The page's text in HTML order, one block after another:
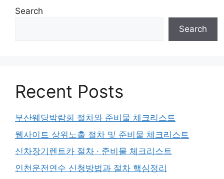
Search
Search
Recent Posts
부산웨딩박람회 절차와 준비물 체크리스트
웹사이트 상위노출 절차 및 준비물 체크리스트
신차장기렌트카 절차 · 준비물 체크리스트
인천운전연수 신청방법과 절차 핵심정리